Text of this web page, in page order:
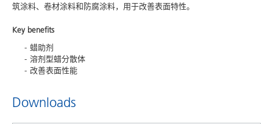
筑涂料、卷材涂料和防腐涂料，用于改善表面特性。
Key benefits
蜡助剂
溶剂型蜡分散体
改善表面性能
Downloads